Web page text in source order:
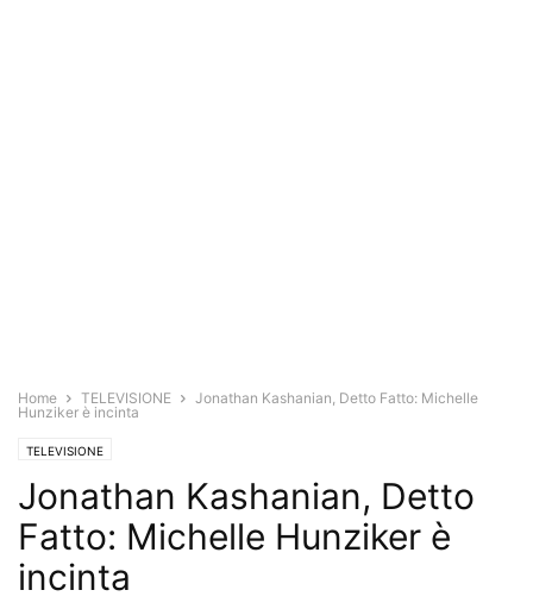
Home TELEVISIONE
Jonathan Kashanian, Detto Fatto: Michelle
Hunziker è incinta
TELEVISIONE
Jonathan Kashanian, Detto
Fatto: Michelle Hunziker è
incinta